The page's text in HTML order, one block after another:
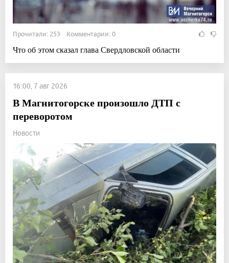
Прочитали: 253 Комментарии: 0
Что об этом сказал глава Свердловской области
16:00, 7 авг 2026
В Магнитогорске произошло ДТП с
переворотом
Новости